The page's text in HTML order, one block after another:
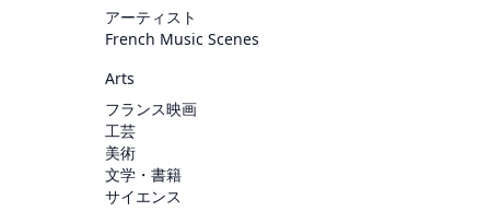
アーティスト
French Music Scenes
Arts
フランス映画
工芸
美術
文学・書籍
サイエンス